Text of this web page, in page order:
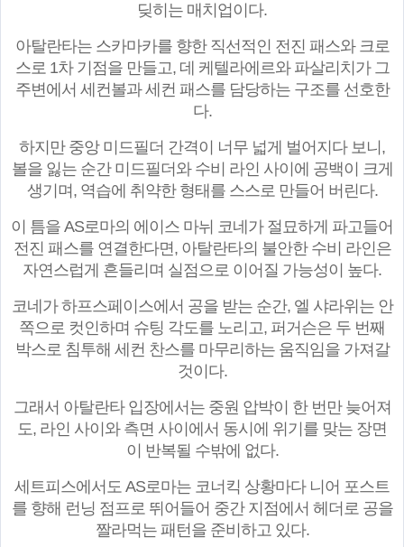
딪히는 매치업이다.
아탈란타는 스카마카를 향한 직선적인 전진 패스와 크로
스로 1차 기점을 만들고, 데 케텔라에르와 파살리치가 그
주변에서 세컨볼과 세컨 패스를 담당하는 구조를 선호한
다.
하지만 중앙 미드필더 간격이 너무 넓게 벌어지다 보니,
볼을 잃는 순간 미드필더와 수비 라인 사이에 공백이 크게
생기며, 역습에 취약한 형태를 스스로 만들어 버린다.
이 틈을 AS로마의 에이스 마뉘 코네가 절묘하게 파고들어
전진 패스를 연결한다면, 아탈란타의 불안한 수비 라인은
자연스럽게 흔들리며 실점으로 이어질 가능성이 높다.
코네가 하프스페이스에서 공을 받는 순간, 엘 샤라위는 안
쪽으로 컷인하며 슈팅 각도를 노리고, 퍼거슨은 두 번째
박스로 침투해 세컨 찬스를 마무리하는 움직임을 가져갈
것이다.
그래서 아탈란타 입장에서는 중원 압박이 한 번만 늦어져
도, 라인 사이와 측면 사이에서 동시에 위기를 맞는 장면
이 반복될 수밖에 없다.
세트피스에서도 AS로마는 코너킥 상황마다 니어 포스트
를 향해 런닝 점프로 뛰어들어 중간 지점에서 헤더로 공을
짤라먹는 패턴을 준비하고 있다.